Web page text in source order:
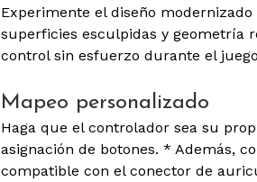
Experimente el diseño
superficies esculpidas y geometría
control sin esfuerzo durante el
Mapeo personalizado
Haga que el controlador sea su
asignación de botones. * Además,
compatible con el conector de